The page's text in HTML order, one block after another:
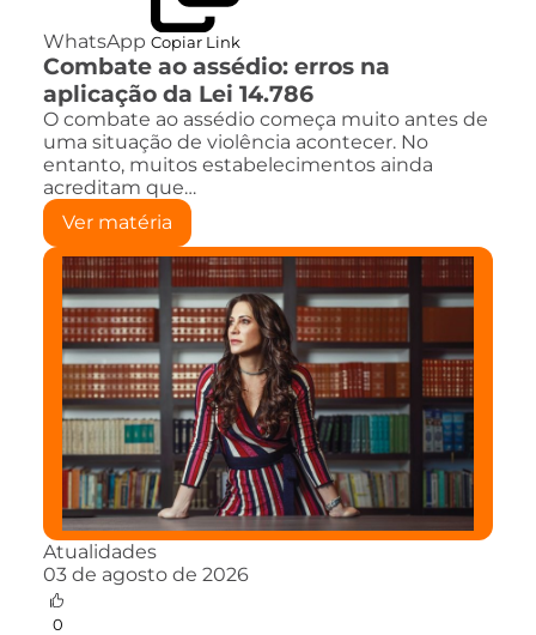
WhatsApp Copiar Link
Combate ao assédio: erros na
aplicação da Lei 14.786
O combate ao assédio começa muito antes de
uma situação de violência acontecer. No
entanto, muitos estabelecimentos ainda
acreditam que…
Ver matéria
Atualidades
03 de agosto de 2026
0